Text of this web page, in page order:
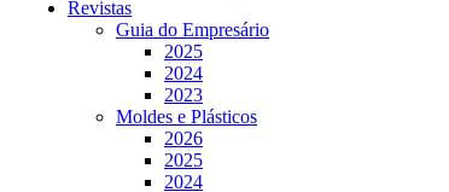
Revistas
Guia do Empresário
2025
2024
2023
Moldes e Plásticos
2026
2025
2024